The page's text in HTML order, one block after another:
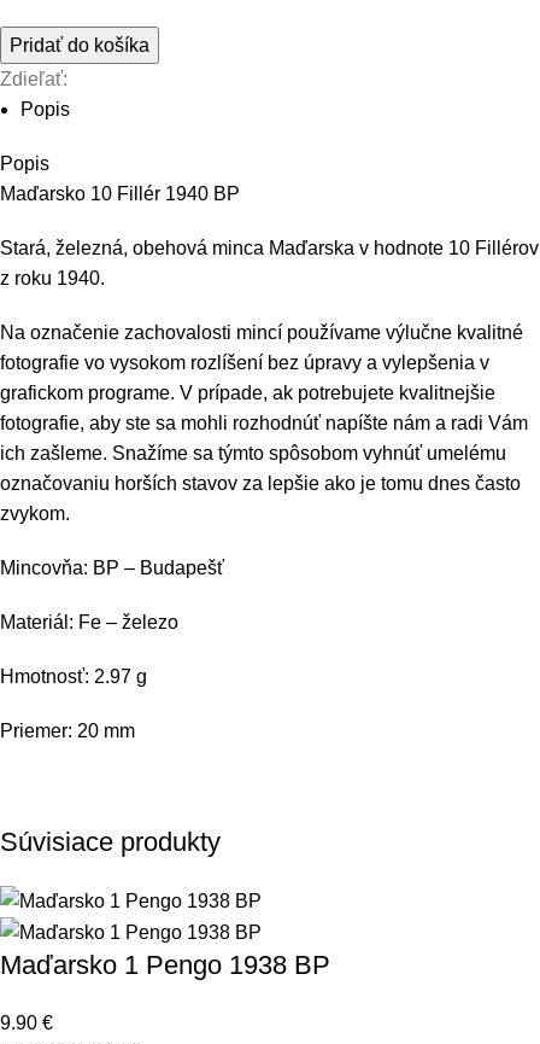
Pridať do košíka
Zdieľať:
Popis
Popis
Maďarsko 10 Fillér 1940 BP
Stará, železná, obehová minca Maďarska v hodnote 10 Fillérov
z roku 1940.
Na označenie zachovalosti mincí používame výlučne kvalitné
fotografie vo vysokom rozlíšení bez úpravy a vylepšenia v
grafickom programe. V prípade, ak potrebujete kvalitnejšie
fotografie, aby ste sa mohli rozhodnúť napíšte nám a radi Vám
ich zašleme. Snažíme sa týmto spôsobom vyhnúť umelému
označovaniu horších stavov za lepšie ako je tomu dnes často
zvykom.
Mincovňa: BP – Budapešť
Materiál: Fe – železo
Hmotnosť: 2.97 g
Priemer: 20 mm
Súvisiace produkty
Maďarsko 1 Pengo 1938 BP
9.90 €